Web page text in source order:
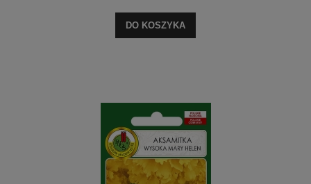
DO KOSZYKA